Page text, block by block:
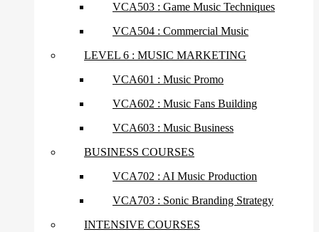
VCA503 : Game Music Techniques
VCA504 : Commercial Music
LEVEL 6 : MUSIC MARKETING
VCA601 : Music Promo
VCA602 : Music Fans Building
VCA603 : Music Business
BUSINESS COURSES
VCA702 : AI Music Production
VCA703 : Sonic Branding Strategy
INTENSIVE COURSES